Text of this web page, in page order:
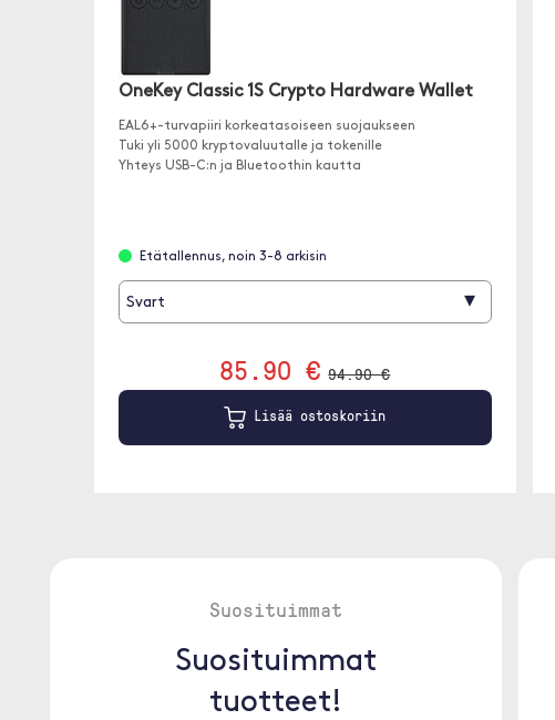
OneKey Classic 1S Crypto Hardware Wallet
EAL6+-turvapiiri korkeatasoiseen suojaukseen
Tuki yli 5000 kryptovaluutalle ja tokenille
Yhteys USB-C:n ja Bluetoothin kautta
Etätallennus, noin 3-8 arkisin
Svart ▾
85.90 € 94.90 €
Lisää ostoskoriin
Suosituimmat
Suosituimmat
tuotteet!